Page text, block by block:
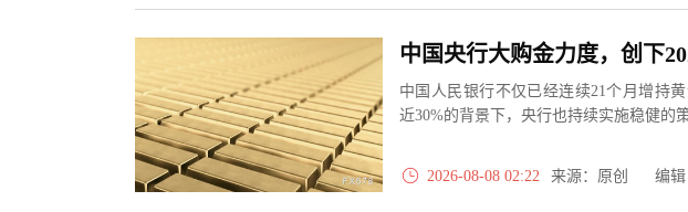
中国人民银行不仅已经连续21个月增持
近30%的背景下，央行也持续实施稳健的
2026-08-08 02:22 来源：原创 编辑